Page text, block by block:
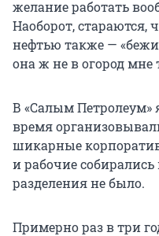
желание работать
Наоборот,
нефтью также —
она ж не в огород мне
В «Салым Петролеум»
время
шикарные
и рабочие собирались
разделения не было.
Примерно раз в три